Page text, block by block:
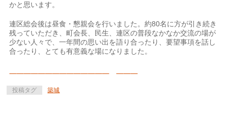
かと思います。
連区総会後は昼食・懇親会を行いました。約80名に方が引き続き
残っていただき、町会長、民生、連区の普段なかなか交流の場が
少ない人々で、一年間の思い出を語り合ったり、要望事項を話し
合ったり、とても有意義な場になりました。
投稿タグ 築城